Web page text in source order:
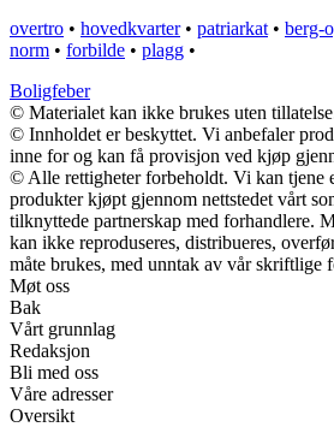
overtro • hovedkvarter• patriarkat • berg-
norm • forbilde • plagg •
Boligfeber
© Materialet kan ikke brukes uten
© Innholdet er beskyttet. Vi anbefaler
inne for og kan få provisjon ved kjøp
© Alle rettigheter forbeholdt. Vi kan tjene
produkter kjøpt gjennom nettstedet vårt
tilknyttede partnerskap med forhandlere.
kan ikke reproduseres, distribueres,
måte brukes, med unntak av vår skriftlige
Møt oss
Bak
Vårt grunnlag
Redaksjon
Bli med oss
Våre adresser
Oversikt